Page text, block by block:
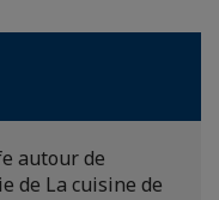
autour de
de La cuisine de